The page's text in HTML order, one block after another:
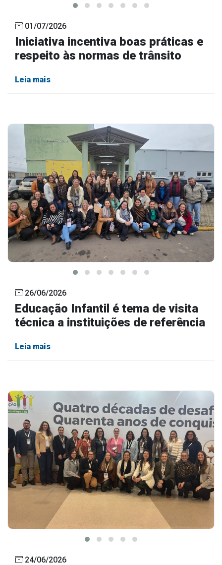
01/07/2026
Iniciativa incentiva boas práticas e
respeito às normas de trânsito
Leia mais
26/06/2026
Educação Infantil é tema de visita
técnica a instituições de referência
Leia mais
24/06/2026